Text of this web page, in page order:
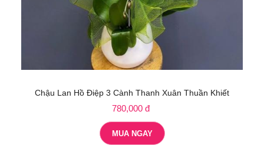
Chậu Lan Hồ Điệp 3 Cành Thanh Xuân Thuần Khiết
780,000 đ
MUA NGAY